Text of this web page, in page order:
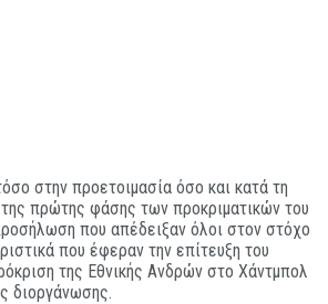
στην προετοιμασία όσο και κατά τη
πρώτης φάσης των προκριματικών του
που απέδειξαν όλοι στον στόχο
που έφεραν την επίτευξη του
της Εθνικής Ανδρών στο Χάντμπολ
διοργάνωσης.